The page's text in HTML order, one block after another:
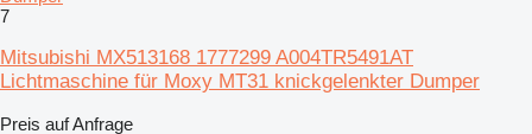
7
Mitsubishi MX513168 1777299 A004TR5491AT
Lichtmaschine für Moxy MT31 knickgelenkter Dumper
Preis auf Anfrage